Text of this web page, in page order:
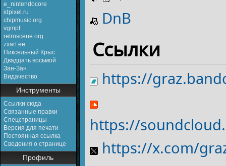
e_nintendocore
idpixel.ru
chipmusic.org
vgmpf
retroscene.org
zxart.ee
Пиксельный Крыс
Двадцать восьмой
Зан-Зан
Видачество
Инструменты
Ссылки сюда
Связанные правки
Спецстраницы
Версия для печати
Постоянная ссылка
Сведения о странице
Профиль
DnB
Ссылки
https://
https://
https://x.com/